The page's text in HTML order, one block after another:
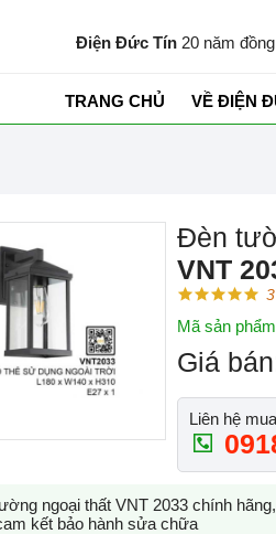
Điện Đức Tín 20 năm
TRANG CHỦ VỀ ĐIỆN
Đèn
VNT
Mã sản
Giá
Liên hệ
ngoại thất VNT 2033 chính
kết bảo hành sửa chữa